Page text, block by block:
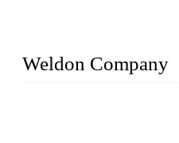
Weldon Company